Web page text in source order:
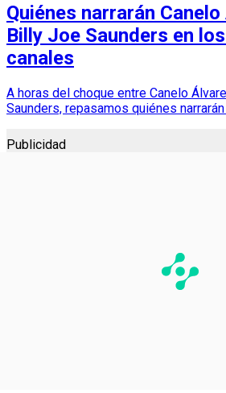
Quiénes narrarán
Billy Joe Saunders en
canales
A horas del choque entre Canelo
Saunders, repasamos quiénes
Publicidad